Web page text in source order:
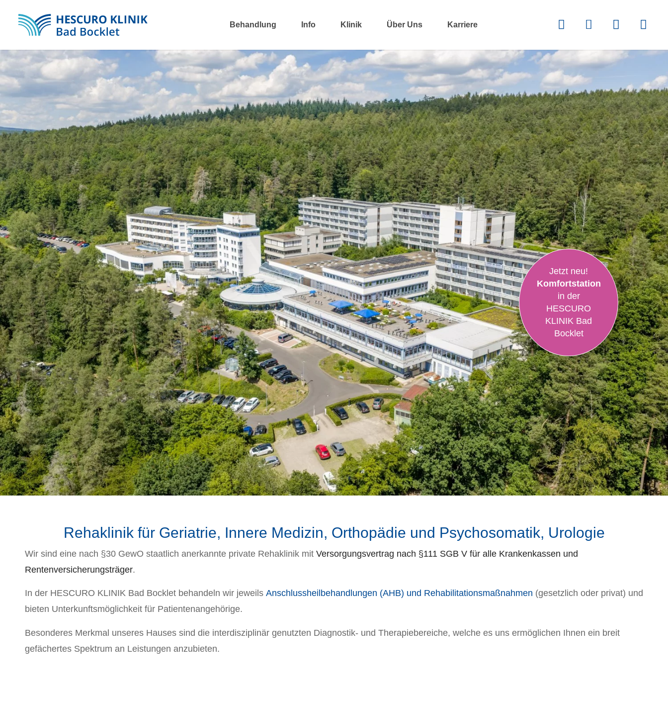
Behandlung Info Klinik Über Uns Karriere
Jetzt neu!
Komfortstation
in der
HESCURO
KLINIK Bad
Bocklet
Rehaklinik für Geriatrie, Innere Medizin, Orthopädie und Psychosomatik, Urologie
Wir sind eine nach §30 GewO staatlich anerkannte private Rehaklinik mit Versorgungsvertrag nach §111 SGB V für alle Krankenkassen und
Rentenversicherungsträger.
In der HESCURO KLINIK Bad Bocklet behandeln wir jeweils Anschlussheilbehandlungen (AHB) und Rehabilitationsmaßnahmen (gesetzlich oder privat) und
bieten Unterkunftsmöglichkeit für Patientenangehörige.
Besonderes Merkmal unseres Hauses sind die interdisziplinär genutzten Diagnostik- und Therapiebereiche, welche es uns ermöglichen Ihnen ein breit
gefächertes Spektrum an Leistungen anzubieten.